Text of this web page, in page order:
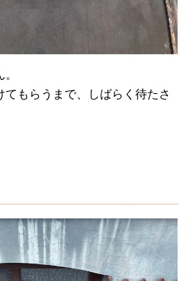
てもらうまで、しばらく待たさ